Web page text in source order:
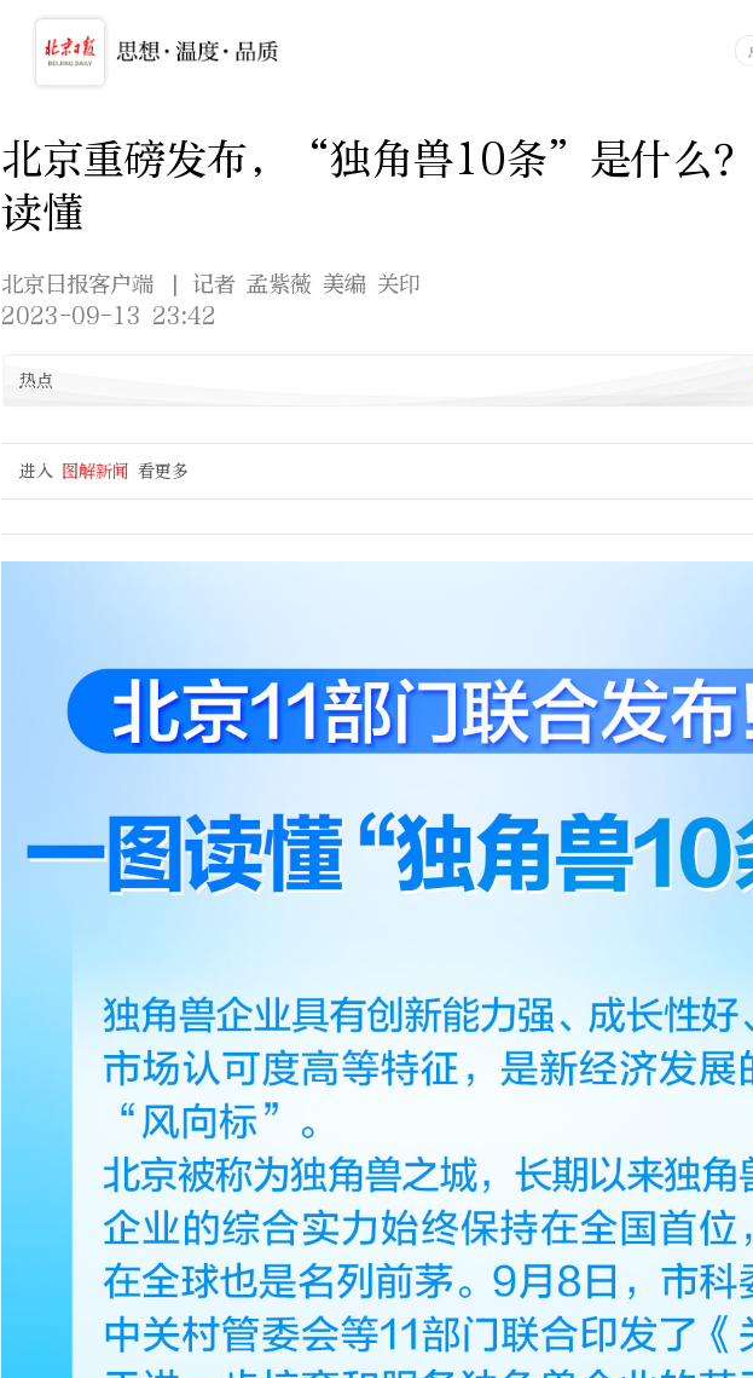
北京重磅发布，“独角兽10条”是什么
读懂
北京日报客户端
| 记者 孟紫薇 美编 关印
2023-09-13 23:42
热点
进入 图解新闻 看更多